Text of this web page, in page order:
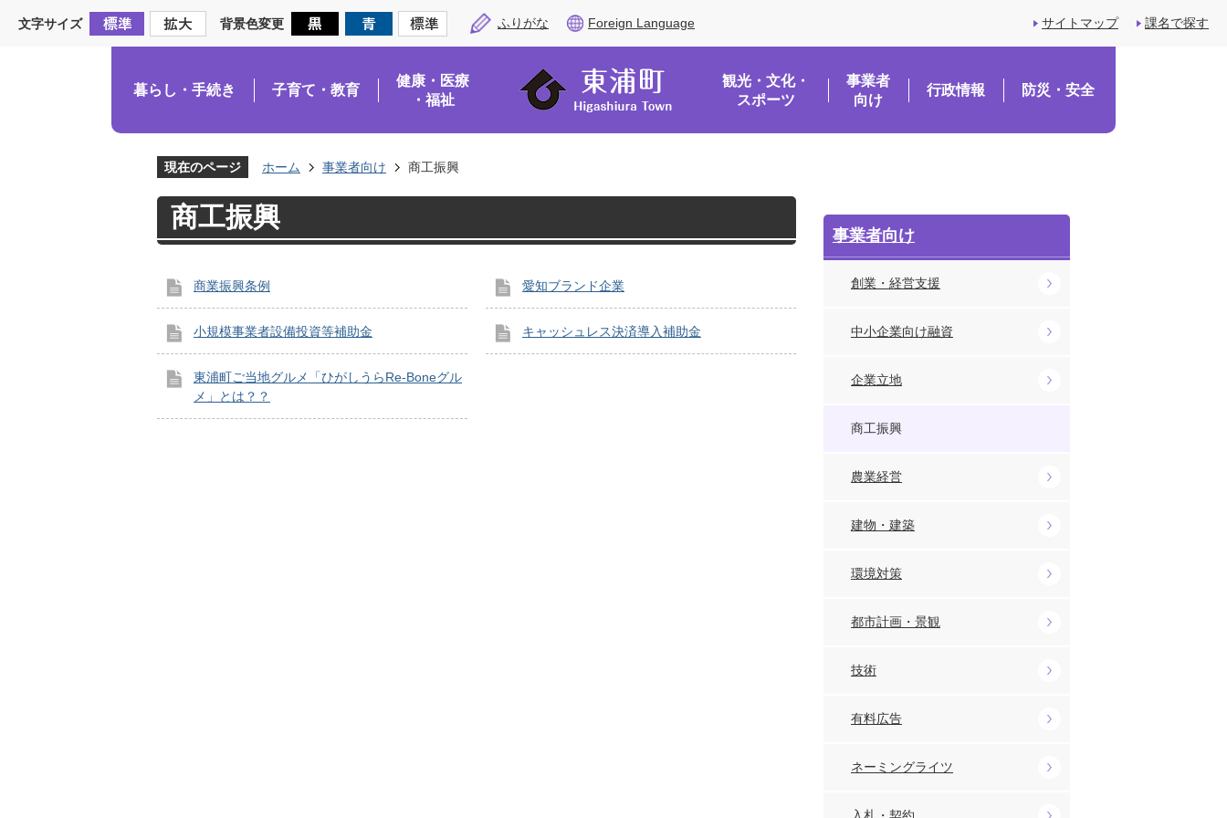
文字サイズ 背景色変更 ふりがな Foreign Language サイトマップ 課名で探す
暮らし・手続き 子育て・教育
健康・医療
・福祉
観光・文化・
スポーツ
事業者
向け
行政情報 防災・安全
現在のページ ホーム 事業者向け 商工振興
商工振興
商業振興条例 愛知ブランド企業
小規模事業者設備投資等補助金 キャッシュレス決済導入補助金
東浦町ご当地グルメ「ひがしうらRe-Boneグル
メ」とは？？
事業者向け
創業・経営支援
中小企業向け融資
企業立地
商工振興
農業経営
建物・建築
環境対策
都市計画・景観
技術
有料広告
ネーミングライツ